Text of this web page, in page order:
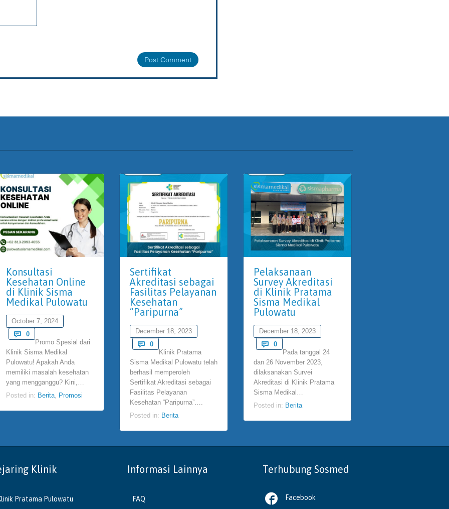
Konsultasi
Kesehatan Online
di Klinik Sisma
Medikal Pulowatu
October 7, 2024

0Comments
Promo Spesial dari
Klinik Sisma Medikal
Pulowatu! Apakah Anda
memiliki masalah kesehatan
yang mengganggu? Kini,…
Posted in: Berita, Promosi
Sertifikat
Akreditasi sebagai
Fasilitas Pelayanan
Kesehatan
“Paripurna”
December 18, 2023

0Comments
Klinik Pratama
Sisma Medikal Pulowatu telah
berhasil memperoleh
Sertifikat Akreditasi sebagai
Fasilitas Pelayanan
Kesehatan “Paripurna”….
Posted in: Berita
Pelaksanaan
Survey Akreditasi
di Klinik Pratama
Sisma Medikal
Pulowatu
December 18, 2023

0Comments
Pada tanggal 24
dan 26 November 2023,
dilaksanakan Survei
Akreditasi di Klinik Pratama
Sisma Medikal…
Posted in: Berita
Klinik
Pratama Pulowatu
Informasi Lainnya
FAQ
Terhubung Sosmed
 Facebook